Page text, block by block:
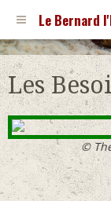
Le Bernard
Les
©